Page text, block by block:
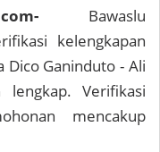
Bawaslu
kelengkapan
Ganinduto - Ali
Verifikasi
mencakup